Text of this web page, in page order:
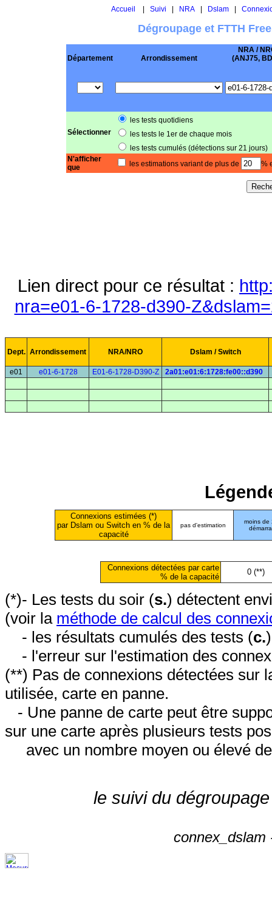
Accueil Suivi NRA| Dslam|
Dégroupage et FTTH
Département Arrondissement
NRA /
(ANJ75,
Sélectionner
les tests quotidiens
les tests le 1er de chaque mois
les tests cumulés (détections sur 21 jours)
N'afficher
que
les estimations variant de plus de %
Lien direct pour ce résultat :
nra=e01-6-1728-d390-
Dept. Arrondissement NRA/NRO Dslam / Switch
e01 e01-6-1728 E01-6-1728-D390-Z 2a01:e01:6:1728:fe00::d390
Connexions estimées (*)
par Dslam ou Switch en % de la
capacité
pas d'estimation
moins de
Connexions détectées par carte
% de la capacité
0 (**)
(*)- Les tests du soir (s.) détectent
(voir la méthode de calcul des
- les résultats cumulés des tests (c.
- l'erreur sur l'estimation des
(**) Pas de connexions détectées sur
utilisée, carte en panne.
- Une panne de carte peut être
sur une carte après plusieurs tests
avec un nombre moyen ou élevé
le suivi du
connex_dslam